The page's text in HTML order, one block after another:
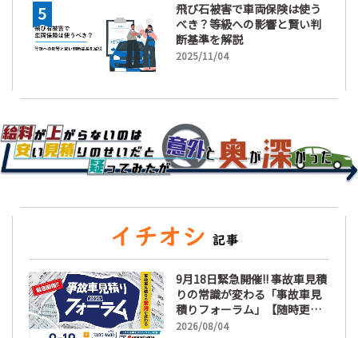
飛び石被害で車両保険は使う
べき？等級への影響と賢い判
断基準を解説
2025/11/04
9月18日緊急開催!! 事故車見積
りの常識が変わる「事故車見
積りフォーラム」【随時更
新】
2026/08/04